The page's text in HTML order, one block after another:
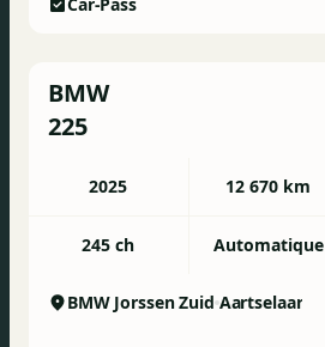
BMW
225
2025 12 670 km
245 ch Automatique
BMW Jorssen Zuid Aartselaar